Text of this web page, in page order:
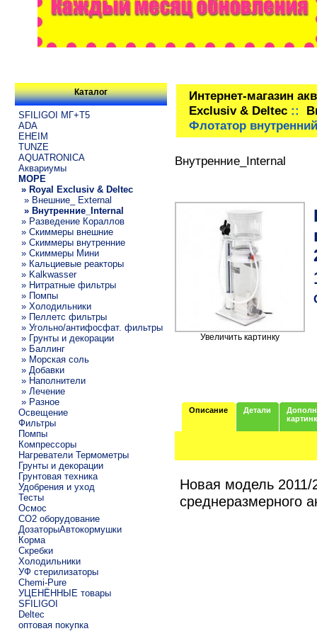
Каталог
SFILIGOI МГ+Т5
ADA
EHEIM
TUNZE
AQUATRONICA
Аквариумы
МОРЕ
» Royal Exclusiv & Deltec
» Внешние_ External
» Внутренние_Internal
» Разведение Кораллов
» Скиммеры внешние
» Скиммеры внутренние
» Скиммеры Мини
» Кальциевые реакторы
» Kalkwasser
» Нитратные фильтры
» Помпы
» Холодильники
» Пеллетс фильтры
» Угольно/антифосфат. фильтры
» Грунты и декорации
» Баллинг
» Морская соль
» Добавки
» Наполнители
» Лечение
» Разное
Освещение
Фильтры
Помпы
Компрессоры
Нагреватели Термометры
Грунты и декорации
Грунтовая техника
Удобрения и уход
Тесты
Осмос
CO2 оборудование
ДозаторыАвтокормушки
Корма
Скребки
Холодильники
УФ стерилизаторы
Chemi-Pure
УЦЕНЁННЫЕ товары
SFILIGOI
Deltec
оптовая покупка
Интернет-магазин
Exclusiv & Deltec::
Флотатор
Внутренние_Internal
Увеличить картинку
Описание Детали
Новая модель 2011/
среднеразмерного